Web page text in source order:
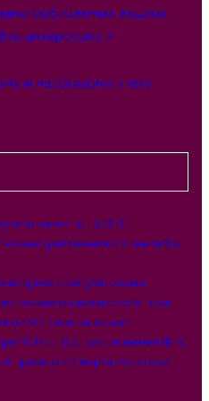
кадров
и
и налоговому учёту
вычет по НДФЛ
требования с 1 сентября
с регуляторами
новые правила с 2026 года
по УСН: как заполнить
УСН с НДС: разъяснения ФНС
правила с 1 марта 2027 года